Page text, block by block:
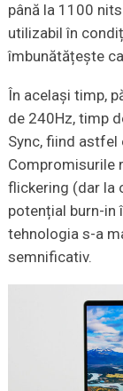
până la 1100
utilizabil în
îmbunătățește
În același timp,
de 240Hz, timp
Sync, fiind astfel
Compromisurile
flickering (dar la
potențial burn-in
tehnologia s-a
semnificativ.